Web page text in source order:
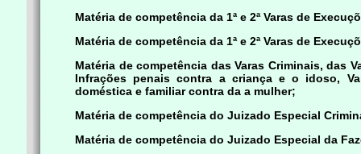
Matéria de competência da 1ª e 2ª Varas de
Matéria de competência da 1ª e 2ª Varas de
Matéria de competência das Varas Criminais, das
Infrações penais contra a criança e o idoso,
doméstica e familiar contra da a mulher;
Matéria de competência do Juizado Especial
Matéria de competência do Juizado Especial da